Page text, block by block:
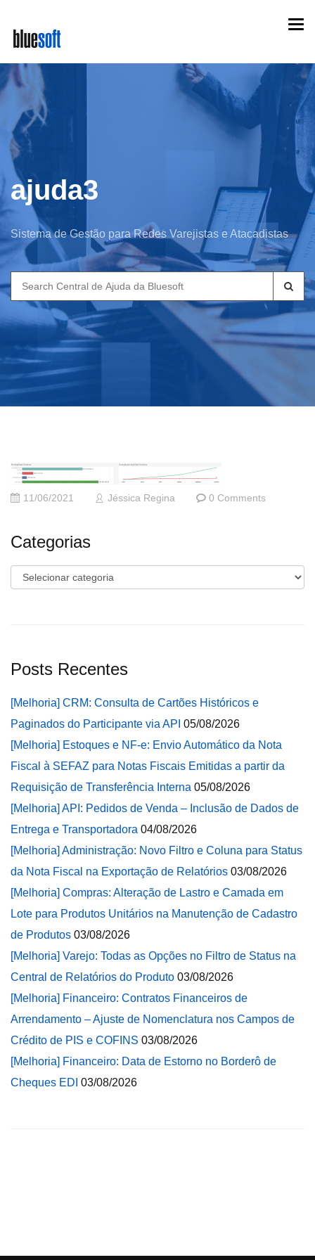
main
content
ajuda3
Sistema de Gestão para Redes Varejistas e Atacadistas
Search
for:
11/06/2021 Jéssica Regina 0 Comments
Categorias
Categorias
Posts Recentes
[Melhoria] CRM: Consulta de Cartões Históricos e
Paginados do Participante via API 05/08/2026
[Melhoria] Estoques e NF-e: Envio Automático da Nota
Fiscal à SEFAZ para Notas Fiscais Emitidas a partir da
Requisição de Transferência Interna 05/08/2026
[Melhoria] API: Pedidos de Venda – Inclusão de Dados de
Entrega e Transportadora 04/08/2026
[Melhoria] Administração: Novo Filtro e Coluna para Status
da Nota Fiscal na Exportação de Relatórios 03/08/2026
[Melhoria] Compras: Alteração de Lastro e Camada em
Lote para Produtos Unitários na Manutenção de Cadastro
de Produtos 03/08/2026
[Melhoria] Varejo: Todas as Opções no Filtro de Status na
Central de Relatórios do Produto 03/08/2026
[Melhoria] Financeiro: Contratos Financeiros de
Arrendamento – Ajuste de Nomenclatura nos Campos de
Crédito de PIS e COFINS 03/08/2026
[Melhoria] Financeiro: Data de Estorno no Borderô de
Cheques EDI 03/08/2026